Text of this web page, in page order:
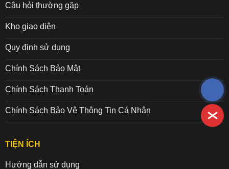
Câu hỏi thường gặp
Kho giao diện
Quy định sử dụng
Chính Sách Bảo Mật
Chính Sách Thanh Toán
Chính Sách Bảo Vệ Thông Tin Cá Nhân
TIỆN ÍCH
Hướng dẫn sử dụng